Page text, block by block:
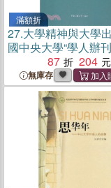
滿額折
27.大學精神與大學
國中央大學“學人辦
（簡體書）
87 204
無庫存